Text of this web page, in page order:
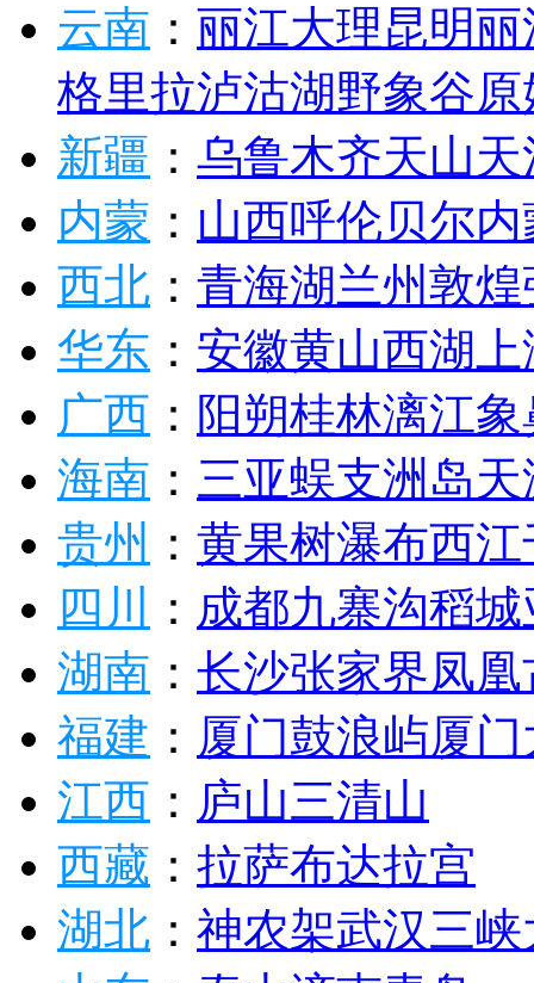
云南 ： 丽江大理昆明丽
格里拉泸沽湖野象谷
新疆 ： 乌鲁木齐天山天
内蒙 ： 山西呼伦贝尔
西北 ： 青海湖兰州敦煌
华东 ： 安徽黄山西湖
广西 ： 阳朔桂林漓江象
海南 ： 三亚蜈支洲岛
贵州 ： 黄果树瀑布西江
四川
： 成都九寨沟稻城
湖南 ： 长沙张家界凤
福建 ： 厦门鼓浪屿厦
江西 ： 庐山三清山
西藏 ： 拉萨布达拉宫
湖北 ： 神农架武汉三